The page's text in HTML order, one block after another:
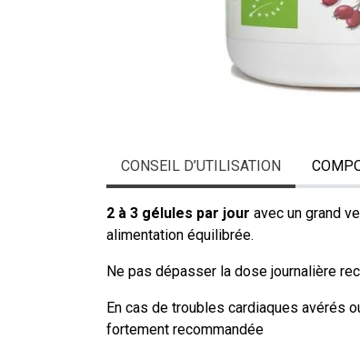
CONSEIL D’UTILISATION
2 à 3 gélules par jour avec un grand
alimentation équilibrée.
Ne pas dépasser la dose journalière
En cas de troubles cardiaques avérés
fortement recommandée